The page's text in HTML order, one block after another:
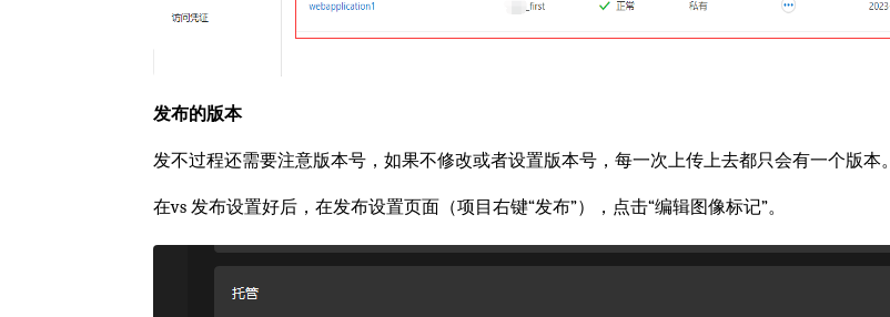
发布的版本
发不过程还需要注意版本号，如果不修改或者设置版本号，每一次上传上去都只会有一个版本。
在vs 发布设置好后，在发布设置页面（项目右键“发布”），点击“编辑图像标记”。